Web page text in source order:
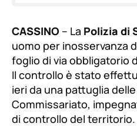
CASSINO – La Polizia di
uomo per inosservanza
foglio di via obbligatorio
Il controllo è stato
ieri da una pattuglia
Commissariato,
di controllo del territorio.